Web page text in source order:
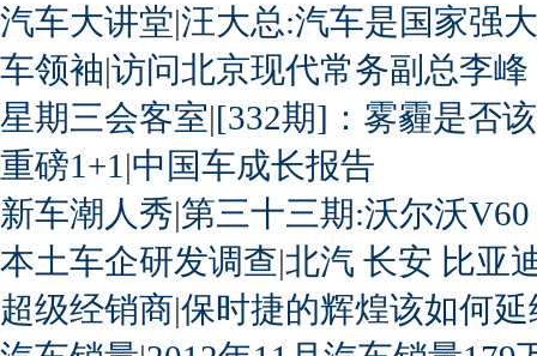
汽车大讲堂|汪大总:汽车是国家强
车领袖|访问北京现代常务副总李峰
星期三会客室|[332期]：雾霾是否
重磅1+1 |中国车成长报告
新车潮人秀|第三十三期:沃尔沃
本土车企研发调查|北汽 长安 比亚
超级经销商|保时捷的辉煌该如何延